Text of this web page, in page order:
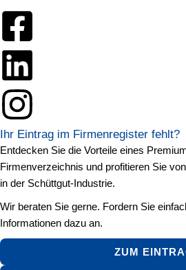
Ihr Eintrag im Firmenregister fehlt?
Entdecken Sie die Vorteile eines
Firmenverzeichnis und profitieren Sie
in der Schüttgut-Industrie.
Wir beraten Sie gerne. Fordern Sie
Informationen dazu an.
ZUM